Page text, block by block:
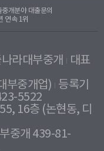
중개분야 대출문의
연속 1위
라대부중개
대표
부중개업) 등록기
5522
16층 (논현동, 디
중개 439-81-